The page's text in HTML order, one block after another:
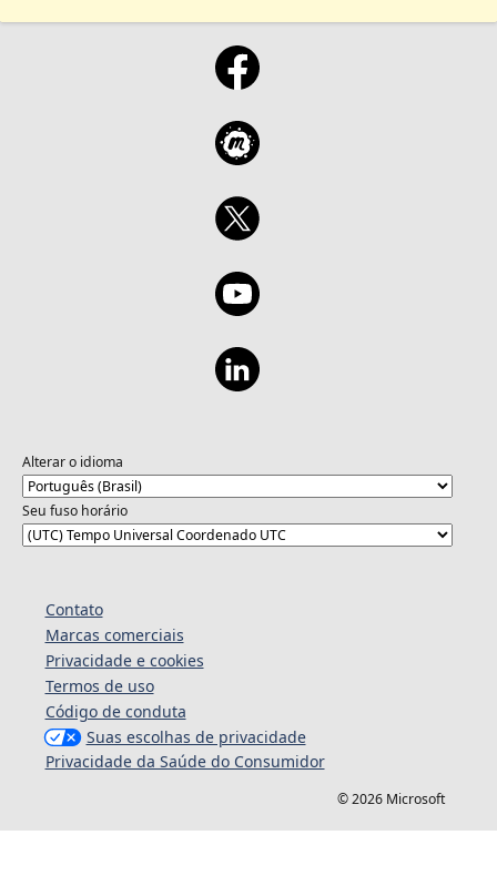
Alterar o idioma
Seu fuso horário
Contato
Marcas comerciais
Privacidade e cookies
Termos de uso
Código de conduta
Suas escolhas de privacidade
Privacidade da Saúde do Consumidor
© 2026 Microsoft